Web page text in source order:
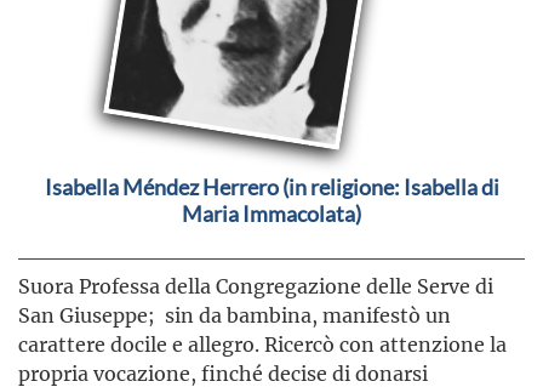
Isabella Méndez Herrero (in religione: Isabella di
Maria Immacolata)
Suora Professa della Congregazione delle Serve di
San Giuseppe; sin da bambina, manifestò un
carattere docile e allegro. Ricercò con attenzione la
propria vocazione, finché decise di donarsi